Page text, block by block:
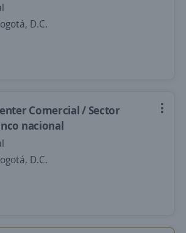
D.C.
Comercial / Sector
nacional
D.C.